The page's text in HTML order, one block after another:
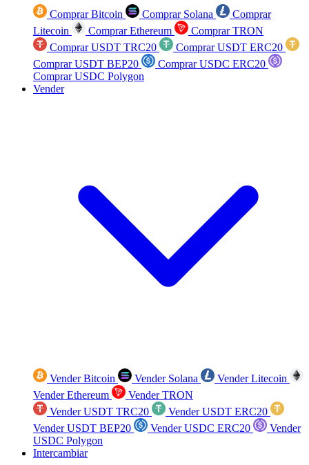
Comprar Bitcoin Comprar Solana
Comprar
Litecoin
Comprar Ethereum
Comprar TRON
Comprar USDT TRC20
Comprar USDT ERC20
Comprar USDT BEP20
Comprar USDC ERC20
Comprar USDC Polygon
Vender
Vender Bitcoin Vender Solana
Vender Litecoin
Vender Ethereum
Vender TRON
Vender USDT TRC20
Vender USDT ERC20
Vender USDT BEP20
Vender USDC ERC20
Vender
USDC Polygon
Intercambiar